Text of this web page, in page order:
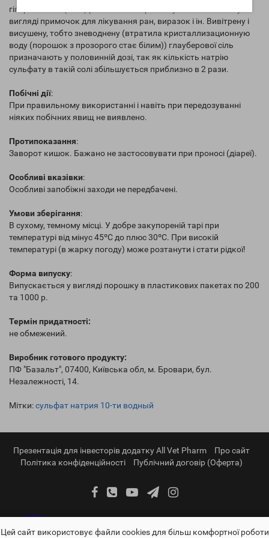
гіпертонічних (10 %) розчинів використовують зовнішньо у
вигляді примочок для лікування ран, виразок і ін. Вивітрену і
висушену, тобто зневоднену (втратила кристаллизационную
воду (порошок з прозорого стає білим)) глауберової сіль
призначають у половинній дозі, так як кількість натрію
сульфату в такій солі збільшується приблизно в 2 рази.
Побічні дії:
При правильному використанні і навіть при передозуванні
ніяких побічних явищ не виявлено.
Протипоказання:
Заворот кишок. Бажано не застосовувати при проносі (діареї).
Особливі вказівки:
Особливі запобіжні заходи не передбачені.
Умови зберігання:
В сухому, темному місці. У добре закупореній тарі при
температурі від мінус 45ºС до плюс 30ºС. При високій
температурі (в жарку погоду) може розтанути і стати рідкої!
Форма випуску:
Випускається у вигляді порошку в пластикових пакетах по 200
та 1000 р.
Термін придатності:
не обмежений.
Виробник готового продукту:
ПФ "Базальт", 07400, Київська обл, м. Бровари, бул.
Незалежності, 14.
Мітки:сульфат натрия 10-ти водный
Презентація для інвесторів додатку All Vet Pharm
Про сайт
Політика конфіденційності
Публічний договір (Оферта)
Цей сайт використовує файли cookies для більш комфортної роботи